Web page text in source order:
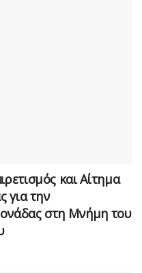
και Αίτημα
για την
στη Μνήμη του